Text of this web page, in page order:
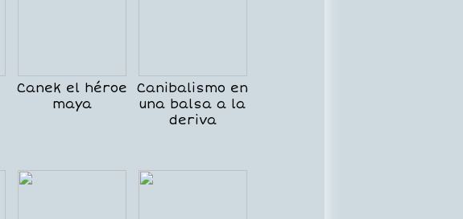
Canek el héroe
maya
Canibalismo en
una balsa a la
deriva